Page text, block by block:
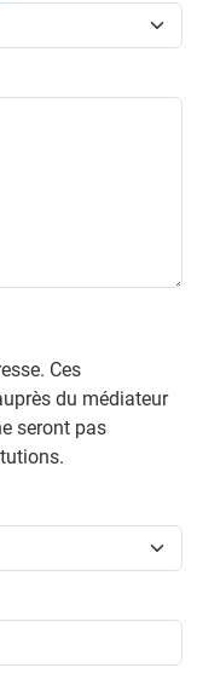
Ces
du médiateur
seront pas